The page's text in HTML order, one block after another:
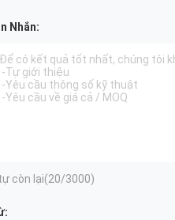
Nhắn:
còn lại(20/3000)